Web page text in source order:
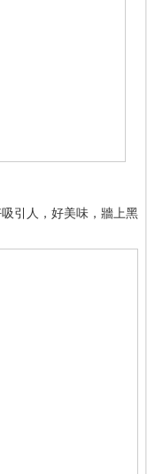
引人，好美味，牆上黑